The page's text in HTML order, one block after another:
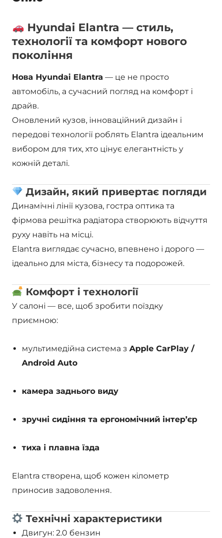
Hyundai Elantra — стиль,
технології та комфорт нового
покоління
Нова Hyundai Elantra — це не просто
автомобіль, а сучасний погляд на комфорт і
драйв.
Оновлений кузов, інноваційний дизайн і
передові технології роблять Elantra ідеальним
вибором для тих, хто цінує елегантність у
кожній деталі.
Дизайн, який привертає погляди
Динамічні лінії кузова, гостра оптика та
фірмова решітка радіатора створюють відчуття
руху навіть на місці.
Elantra виглядає сучасно, впевнено і дорого —
ідеально для міста, бізнесу та подорожей.
Комфорт і технології
У салоні — все, щоб зробити поїздку
приємною:
мультимедійна система з Apple CarPlay /
Android Auto
камера заднього виду
зручні сидіння та ергономічний інтер’єр
тиха і плавна їзда
Elantra створена, щоб кожен кілометр
приносив задоволення.
Технічні характеристики
Двигун: 2.0 бензин